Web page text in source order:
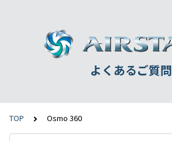
よくあるご質問
TOP Osmo 360